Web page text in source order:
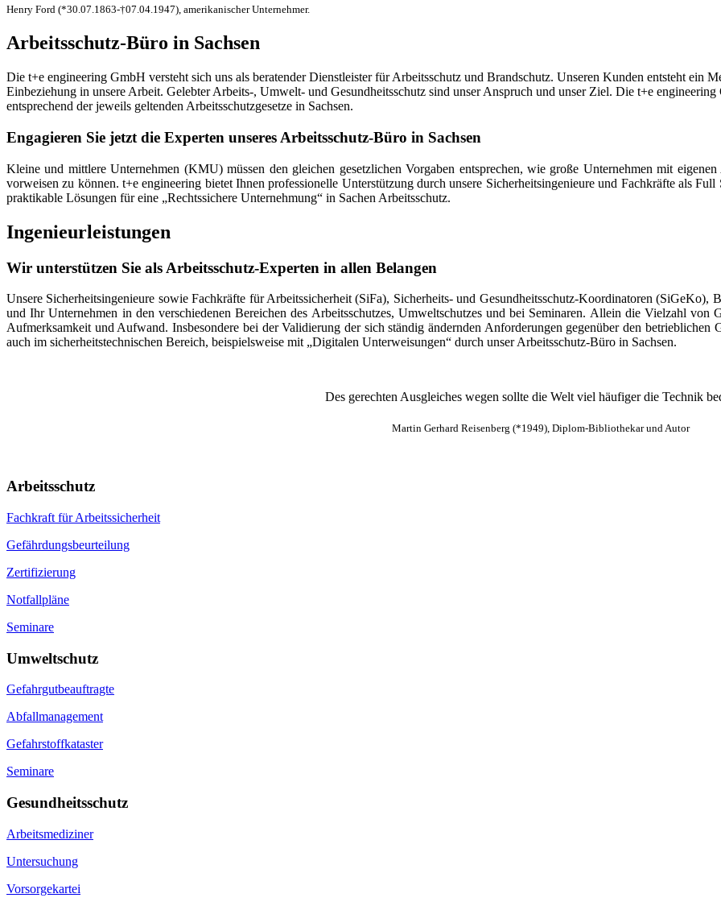
Henry Ford (*30.07.1863-†07.04.1947), amerikanischer Unternehmer.
Arbeitsschutz-Büro in Sachsen
Die t+e engineering GmbH versteht sich uns als beratender Dienstleister für Arbeitsschutz und Brandschutz. Unseren Kunden entsteht
Einbeziehung in unsere Arbeit. Gelebter Arbeits-, Umwelt- und Gesundheitsschutz sind unser Anspruch und unser Ziel. Die t+e
entsprechend der jeweils geltenden Arbeitsschutzgesetze in Sachsen.
Engagieren Sie jetzt die Experten unseres Arbeitsschutz-Büro in Sachsen
Kleine und mittlere Unternehmen (KMU) müssen den gleichen gesetzlichen Vorgaben entsprechen, wie große Unternehmen mit
vorweisen zu können. t+e engineering bietet Ihnen professionelle Unterstützung durch unsere Sicherheitsingenieure und Fachkräfte als
praktikable Lösungen für eine „Rechtssichere Unternehmung“ in Sachen Arbeitsschutz.
Ingenieurleistungen
Wir unterstützen Sie als Arbeitsschutz-Experten in allen Belangen
Unsere Sicherheitsingenieure sowie Fachkräfte für Arbeitssicherheit (SiFa), Sicherheits- und Gesundheitsschutz-Koordinatoren
und Ihr Unternehmen in den verschiedenen Bereichen des Arbeitsschutzes, Umweltschutzes und bei Seminaren. Allein die Vielzahl von
Aufmerksamkeit und Aufwand. Insbesondere bei der Validierung der sich ständig ändernden Anforderungen gegenüber den betrieblichen
auch im sicherheitstechnischen Bereich, beispielsweise mit „Digitalen Unterweisungen“ durch unser Arbeitsschutz-Büro in Sachsen.
Des gerechten Ausgleiches wegen sollte die Welt viel häufiger die Technik
Martin Gerhard Reisenberg (*1949), Diplom-Bibliothekar und Autor
Arbeitsschutz
Fachkraft für Arbeitssicherheit
Gefährdungsbeurteilung
Zertifizierung
Notfallpläne
Seminare
Umweltschutz
Gefahrgutbeauftragte
Abfallmanagement
Gefahrstoffkataster
Seminare
Gesundheitsschutz
Arbeitsmediziner
Untersuchung
Vorsorgekartei